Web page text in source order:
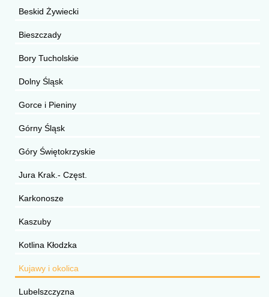
Beskid Żywiecki
Bieszczady
Bory Tucholskie
Dolny Śląsk
Gorce i Pieniny
Górny Śląsk
Góry Świętokrzyskie
Jura Krak.- Częst.
Karkonosze
Kaszuby
Kotlina Kłodzka
Kujawy i okolica
Lubelszczyzna